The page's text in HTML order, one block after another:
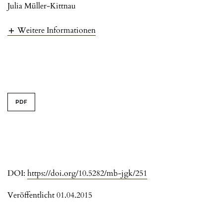
Julia Müller-Kittnau
Weitere Informationen
PDF
DOI: https://doi.org/10.5282/mb-jgk/251
Veröffentlicht 01.04.2015